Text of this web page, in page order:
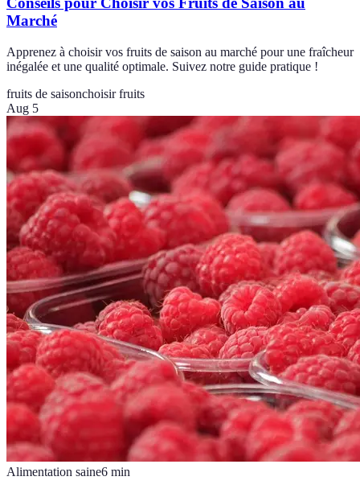
Marché
Apprenez à choisir vos fruits de saison au marché pour une fraîcheur
inégalée et une qualité optimale. Suivez notre guide pratique !
fruits de saisonchoisir fruits
Aug 5
Alimentation saine6 min